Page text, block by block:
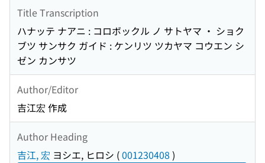
Title Transcription
ハナッテ ナアニ : コロボックル ノ サトヤマ ・ ショク
ブツ サンサク ガイド : ケンリツ ツカヤマ コウエン シ
ゼン カンサツ
Author/Editor
吉江宏 作成
Author Heading
吉江, 宏 ヨシエ, ヒロシ (001230408 )